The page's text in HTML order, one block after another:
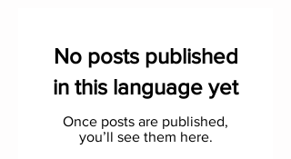
No posts published
in this language yet
Once posts are published,
you’ll see them here.